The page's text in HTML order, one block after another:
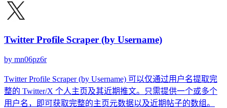
Twitter Profile Scraper (by Username)
by mn06pz6r
Twitter Profile Scraper (by Username) 可以仅通过用户名提取完
整的 Twitter/X 个人主页及其近期推文。只需提供一个或多个
用户名，即可获取完整的主页元数据以及近期帖子的数组。